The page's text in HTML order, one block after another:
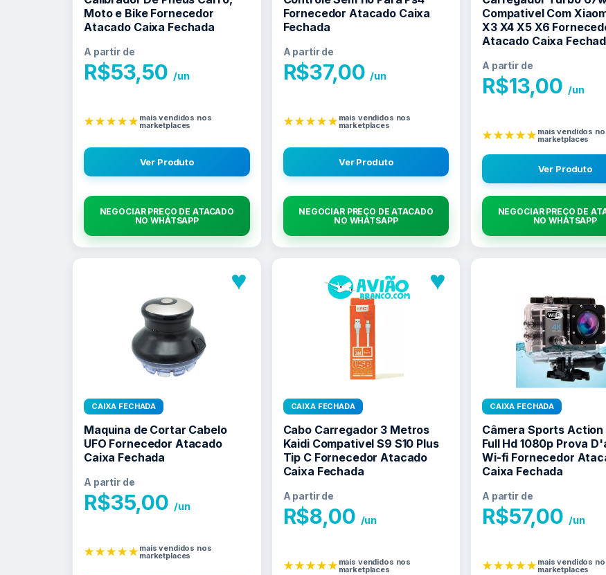
Moto e Bike Fornecedor
Atacado Caixa Fechada
A partir de
R$53,50 /un
★★★★★mais vendidos nos
marketplaces
Ver Produto
NEGOCIAR PREÇO DE ATACADO
NO WHATSAPP
Fornecedor Atacado Caixa
Fechada
A partir de
R$37,00 /un
★★★★★mais vendidos nos
marketplaces
Ver Produto
NEGOCIAR PREÇO DE ATACADO
NO WHATSAPP
Compativel Com
X3 X4 X5 X6
Atacado Caixa
A partir de
R$13,00 /un
★★★★★mais vendidos
marketplaces
Ver Produto
NEGOCIAR PREÇO DE
NO WHATSAPP
♥
CAIXA FECHADA
Maquina de Cortar Cabelo
UFO Fornecedor Atacado
Caixa Fechada
A partir de
R$35,00 /un
★★★★★mais vendidos nos
marketplaces
♥
CAIXA FECHADA
Cabo Carregador 3 Metros
Kaidi Compativel S9 S10 Plus
Tip C Fornecedor Atacado
Caixa Fechada
A partir de
R$8,00 /un
★★★★★mais vendidos nos
marketplaces
CAIXA FECHADA
Câmera Sports Action
Full Hd 1080p Prova
Wi-fi Fornecedor
Caixa Fechada
A partir de
R$57,00 /un
★★★★★mais vendidos
marketplaces